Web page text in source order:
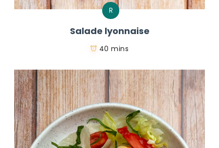
R
Salade lyonnaise
40 mins